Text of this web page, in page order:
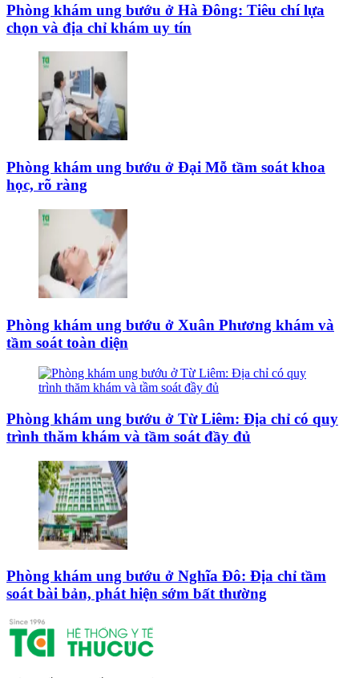
Phòng khám ung bướu ở Hà Đông: Tiêu chí lựa
chọn và địa chỉ khám uy tín
Phòng khám ung bướu ở Đại Mỗ tầm soát khoa
học, rõ ràng
Phòng khám ung bướu ở Xuân Phương khám và
tầm soát toàn diện
Phòng khám ung bướu ở Từ Liêm: Địa chỉ có quy
trình thăm khám và tầm soát đầy đủ
Phòng khám ung bướu ở Nghĩa Đô: Địa chỉ tầm
soát bài bản, phát hiện sớm bất thường